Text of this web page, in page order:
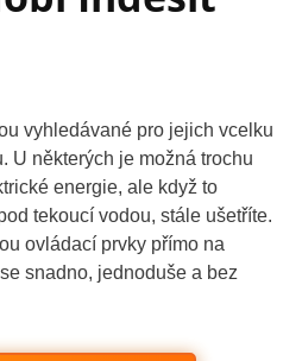
vyhledávané pro jejich vcelku
U některých je možná trochu
energie, ale když to
tekoucí vodou, stále ušetříte.
ovládací prvky přímo na
snadno, jednoduše a bez